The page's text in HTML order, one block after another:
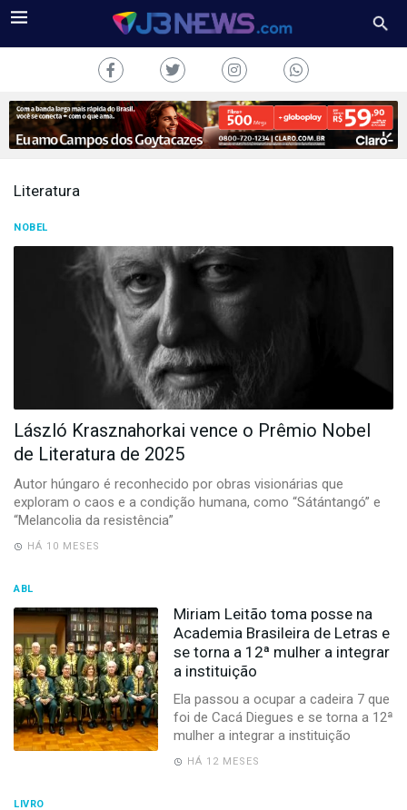
Desenvolvido
por
Hesea
Tecnologia
Sistemas
Literatura
NOBEL
László Krasznahorkai vence o Prêmio Nobel
de Literatura de 2025
Autor húngaro é reconhecido por obras visionárias que
exploram o caos e a condição humana, como “Sátántangó” e
“Melancolia da resistência”
HÁ 10 MESES
ABL
Miriam Leitão toma posse na
Academia Brasileira de Letras e
se torna a 12ª mulher a integrar
a instituição
Ela passou a ocupar a cadeira 7 que
foi de Cacá Diegues e se torna a 12ª
mulher a integrar a instituição
HÁ 12 MESES
LIVRO